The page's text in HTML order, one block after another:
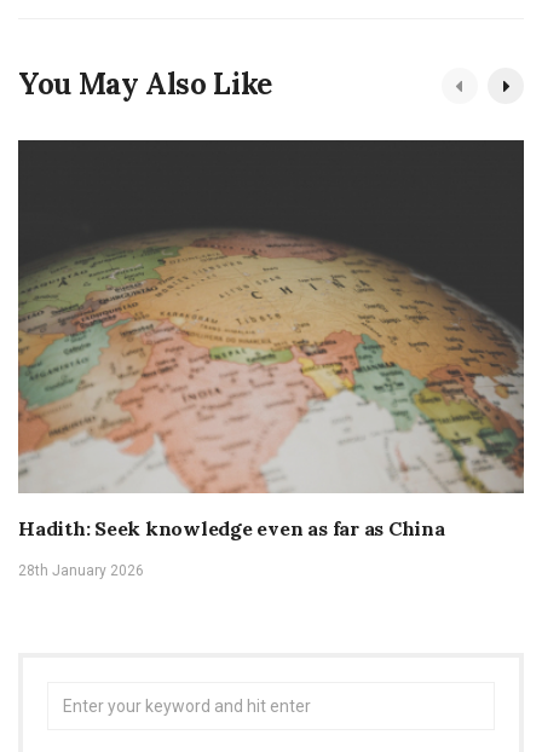
You May Also Like
Hadith: Seek knowledge even as far as China
28th January 2026